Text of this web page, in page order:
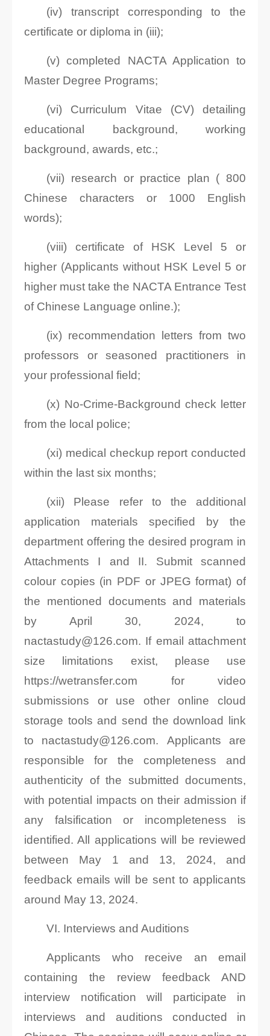
(iv) transcript corresponding to the
certificate or diploma in (iii);
(v) completed NACTA Application to
Master Degree Programs;
(vi) Curriculum Vitae (CV) detailing
educational background, working
background, awards, etc.;
(vii) research or practice plan ( 800
Chinese characters or 1000 English
words);
(viii) certificate of HSK Level 5 or
higher (Applicants without HSK Level 5 or
higher must take the NACTA Entrance Test
of Chinese Language online.);
(ix) recommendation letters from two
professors or seasoned practitioners in
your professional field;
(x) No-Crime-Background check letter
from the local police;
(xi) medical checkup report conducted
within the last six months;
(xii) Please refer to the additional
application materials specified by the
department offering the desired program in
Attachments I and II. Submit scanned
colour copies (in PDF or JPEG format) of
the mentioned documents and materials
by April 30, 2024, to
nactastudy@126.com. If email attachment
size limitations exist, please use
https://wetransfer.com for video
submissions or use other online cloud
storage tools and send the download link
to nactastudy@126.com. Applicants are
responsible for the completeness and
authenticity of the submitted documents,
with potential impacts on their admission if
any falsification or incompleteness is
identified. All applications will be reviewed
between May 1 and 13, 2024, and
feedback emails will be sent to applicants
around May 13, 2024.
VI. Interviews and Auditions
Applicants who receive an email
containing the review feedback AND
interview notification will participate in
interviews and auditions conducted in